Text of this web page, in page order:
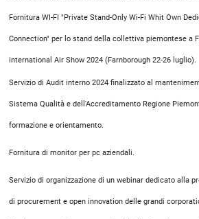
Fornitura WI-FI "Private Stand-Only Wi-Fi Whit Own
Connection" per lo stand della collettiva piemontese a
international Air Show 2024 (Farnborough 22-26 luglio).
Servizio di Audit interno 2024 finalizzato al
Sistema Qualità e dell'Accreditamento Regione
formazione e orientamento.
Fornitura di monitor per pc aziendali.
Servizio di organizzazione di un webinar dedicato alla
di procurement e open innovation delle grandi